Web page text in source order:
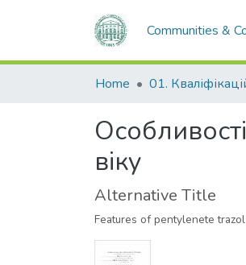
Communities &
Home
віку
Alternative Title
Features of pentylenete